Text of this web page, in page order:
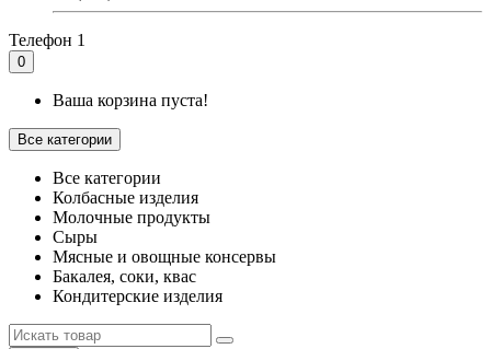
Телефон 1
0
Ваша корзина пуста!
Все категории
Все категории
Колбасные изделия
Молочные продукты
Сыры
Мясные и овощные консервы
Бакалея, соки, квас
Кондитерские изделия